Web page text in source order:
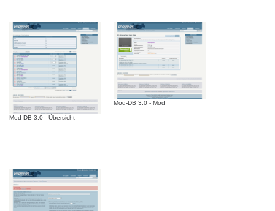
Mod-DB 3.0 - Übersicht
Mod-DB 3.0 - Mod